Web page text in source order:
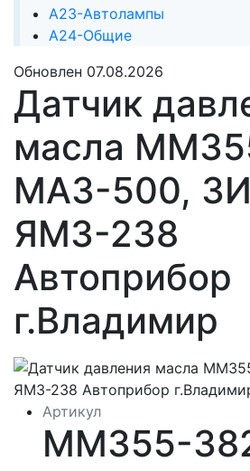
А23-Автолампы
А24-Общие
Обновлен 07.08.2026
Датчик
масла
МАЗ-500,
ЯМЗ-238
Автоприбор
г.Владимир
Артикул
ММ355-